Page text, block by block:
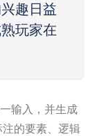
趣日益
玩家在
输入，并生成
的要素、逻辑